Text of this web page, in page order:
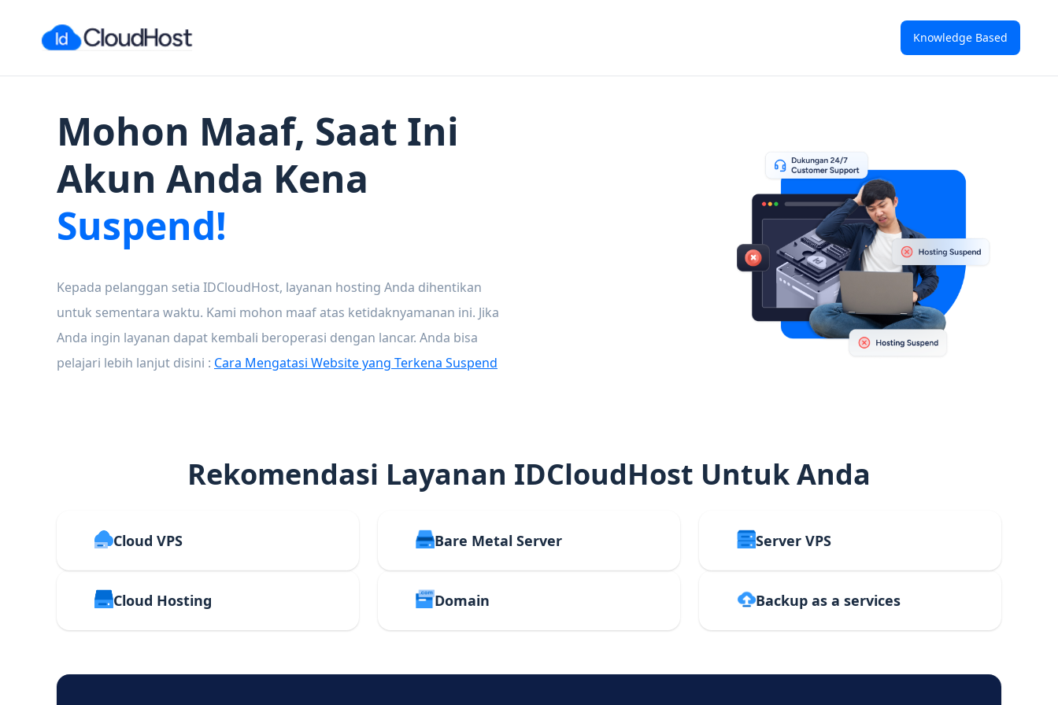
Knowledge Based
Mohon Maaf, Saat Ini
Akun Anda Kena
Suspend!
Kepada pelanggan setia IDCloudHost, layanan hosting Anda dihentikan
untuk sementara waktu. Kami mohon maaf atas ketidaknyamanan ini. Jika
Anda ingin layanan dapat kembali beroperasi dengan lancar. Anda bisa
pelajari lebih lanjut disini : Cara Mengatasi Website yang Terkena Suspend
Rekomendasi Layanan IDCloudHost Untuk Anda
Cloud VPS Bare Metal Server Server VPS
Cloud Hosting Domain Backup as a services